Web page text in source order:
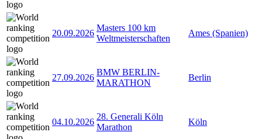
20.09.2026
Masters 100 km
Weltmeisterschaften
Ames (Spanien)
27.09.2026
BMW BERLIN-
MARATHON
Berlin
04.10.2026
28. Generali Köln
Marathon
Köln